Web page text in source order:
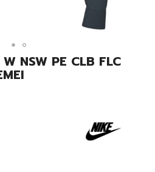
NSW PE CLB FLC